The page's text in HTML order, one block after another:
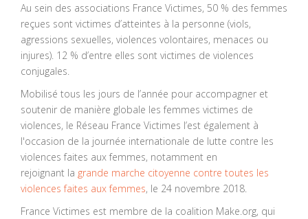
Au sein des associations France Victimes, 50 % des femmes
reçues sont victimes d’atteintes à la personne (viols,
agressions sexuelles, violences volontaires, menaces ou
injures). 12 % d’entre elles sont victimes de violences
conjugales.
Mobilisé tous les jours de l’année pour accompagner et
soutenir de manière globale les femmes victimes de
violences, le Réseau France Victimes l’est également à
l'occasion de la journée internationale de lutte contre les
violences faites aux femmes, notamment en
rejoignant la grande marche citoyenne contre toutes les
violences faites aux femmes, le 24 novembre 2018.
France Victimes est membre de la coalition Make.org, qui